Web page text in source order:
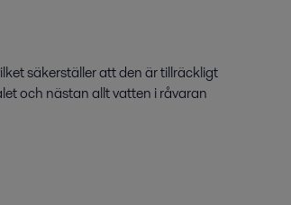
säkerställer att den är tillräckligt
och nästan allt vatten i råvaran